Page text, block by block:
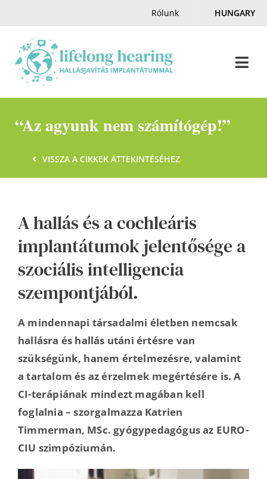
content
Rólunk HUNGARY
Hallásnagyköveteink
Kapcsolat
“Az agyunk nem számítógép!”
VISSZA A CIKKEK ÁTTEKINTÉSÉHEZ
A hallás és a cochleáris
implantátumok jelentősége a
szociális intelligencia
szempontjából.
A mindennapi társadalmi életben nemcsak
hallásra és hallás utáni értésre van
szükségünk, hanem értelmezésre, valamint
a tartalom és az érzelmek megértésére is. A
CI-terápiának mindezt magában kell
foglalnia – szorgalmazza Katrien
Timmerman, MSc. gyógypedagógus az EURO-
CIU szimpóziumán.